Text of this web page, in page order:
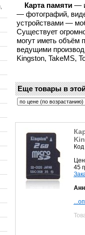
Карта памяти —
— фотографий,
устройствами —
Существует
могут иметь объём
ведущими
Kingston, TakeMS,
Еще товары в
45